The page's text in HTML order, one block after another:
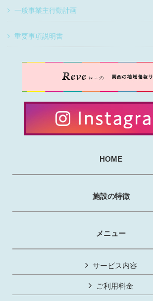
一般事業主行動計画
重要事項説明書
HOME
施設の特徴
メニュー
サービス内容
ご利用料金